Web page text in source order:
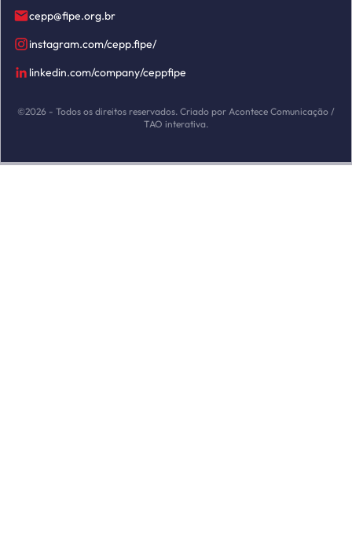
cepp@fipe.org.br
instagram.com/cepp.fipe/
linkedin.com/company/ceppfipe
©2026 - Todos os direitos reservados. Criado por Acontece Comunicação /
TAO interativa.